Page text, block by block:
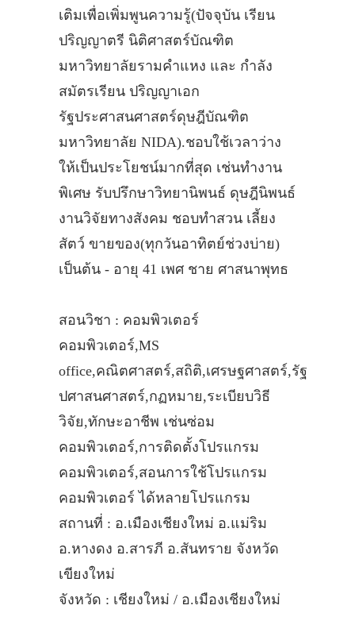
เติมเพื่อเพิ่มพูนความรู้(ปัจจุบัน เรียน
ปริญญาตรี นิติศาสตร์บัณฑิต
มหาวิทยาลัยรามคำแหง และ กำลัง
สมัตรเรียน ปริญญาเอก
รัฐประศาสนศาสตร์ดุษฎีบัณฑิต
มหาวิทยาลัย NIDA).ชอบใช้เวลาว่าง
ให้เป็นประโยชน์มากที่สุด เช่นทำงาน
พิเศษ รับปรึกษาวิทยานิพนธ์ ดุษฎีนิพนธ์
งานวิจัยทางสังคม ชอบทำสวน เลี้ยง
สัตว์ ขายของ(ทุกวันอาทิตย์ช่วงบ่าย)
เป็นต้น - อายุ 41 เพศ ชาย ศาสนาพุทธ
สอนวิชา : คอมพิวเตอร์
คอมพิวเตอร์,MS
office,คณิตศาสตร์,สถิติ,เศรษฐศาสตร์,รัฐ
ปศาสนศาสตร์,กฏหมาย,ระเบียบวิธี
วิจัย,ทักษะอาชีพ เช่นซ่อม
คอมพิวเตอร์,การติดตั้งโปรแกรม
คอมพิวเตอร์,สอนการใช้โปรแกรม
คอมพิวเตอร์ ได้หลายโปรแกรม
สถานที่ : อ.เมืองเชียงใหม่ อ.แม่ริม
อ.หางดง อ.สารภี อ.สันทราย จังหวัด
เขียงใหม่
จังหวัด : เชียงใหม่ / อ.เมืองเชียงใหม่